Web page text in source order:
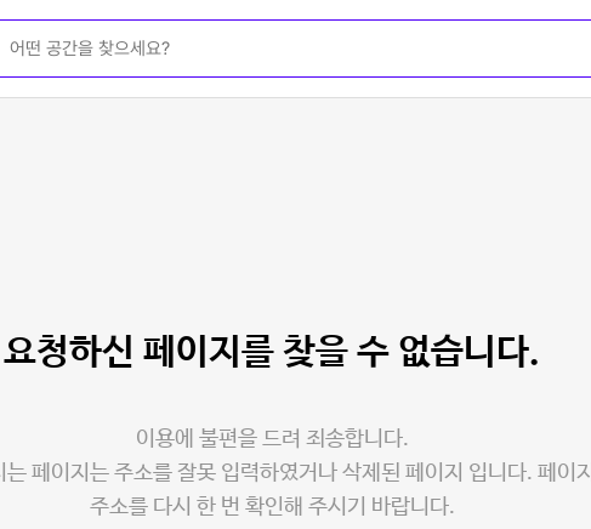
요청하신 페이지를 찾을 수 없습니다.
이용에 불편을 드려 죄송합니다.
는 페이지는 주소를 잘못 입력하였거나 삭제된 페이지 입니다. 페이지
주소를 다시 한 번 확인해 주시기 바랍니다.